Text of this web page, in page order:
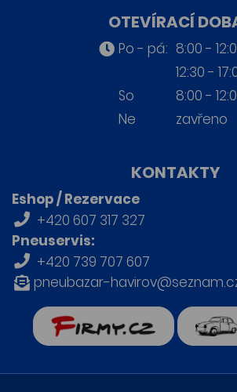
OTEVÍRACÍ
Po - pá: 8:00 -
12:30 -
So
8:00 -
Ne
zavřeno
KONTAKTY
Eshop / Rezervace
+420 607 317 327
Pneuservis:
+420 739 707 607
pneubazar-
Retro